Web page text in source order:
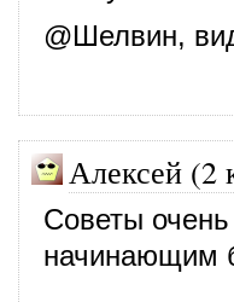
@Шелвин,
Алексей (2
Советы
начинающим